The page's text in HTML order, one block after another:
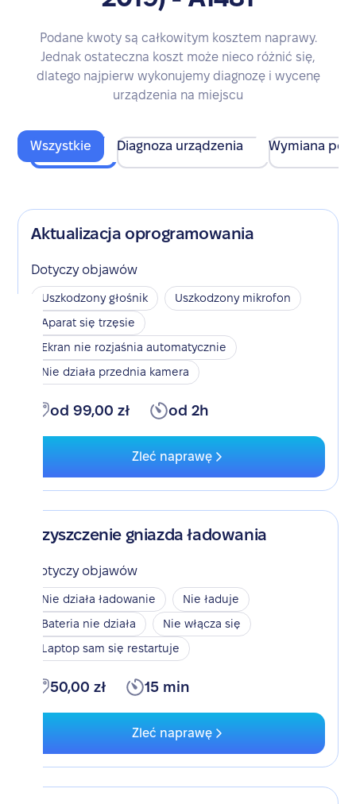
Podane kwoty są całkowitym kosztem naprawy.
Jednak ostateczna koszt może nieco różnić się,
dlatego najpierw wykonujemy diagnozę i wycenę
urządzenia na miejscu
Wszystkie Diagnoza urządzenia Wymiana
Aktualizacja oprogramowania
Dotyczy objawów
Uszkodzony głośnik
Uszkodzony mikrofon
Aparat się trzęsie
Ekran nie rozjaśnia automatycznie
Nie działa przednia kamera
od 99,00 zł od 2h
Zleć naprawę
Czyszczenie gniazda ładowania
Dotyczy objawów
Nie działa ładowanie
Nie ładuje
Bateria nie działa
Nie włącza się
Laptop sam się restartuje
50,00 zł 15 min
Zleć naprawę